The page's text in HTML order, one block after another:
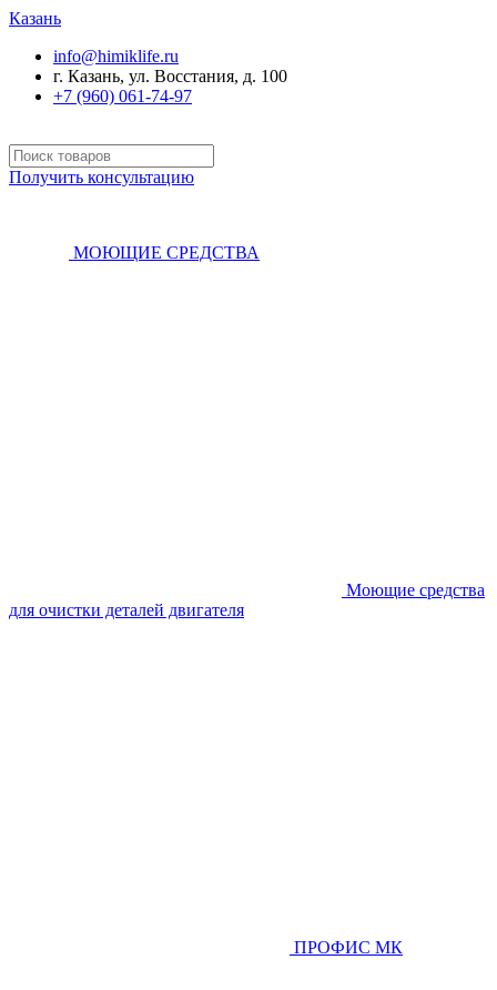
Казань
info@himiklife.ru
г. Казань, ул. Восстания, д. 100
+7 (960) 061-74-97
Получить консультацию
МОЮЩИЕ СРЕДСТВА
Моющие средства
для очистки деталей двигателя
ПРОФИС МК